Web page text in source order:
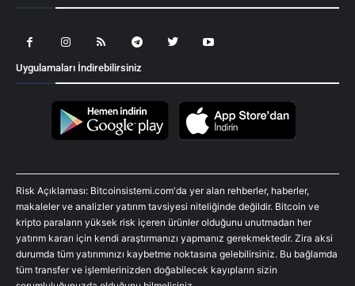
Uygulamaları İndirebilirsiniz
Risk Açıklaması: Bitcoinsistemi.com'da yer alan rehberler, haberler,
makaleler ve analizler yatırım tavsiyesi niteliğinde değildir. Bitcoin ve
kripto paraların yüksek risk içeren ürünler olduğunu unutmadan her
yatırım kararı için kendi araştırmanızı yapmanız gerekmektedir. Zira aksi
durumda tüm yatırımınızı kaybetme noktasına gelebilirsiniz. Bu bağlamda
tüm transfer ve işlemlerinizden doğabilecek kayıpların sizin